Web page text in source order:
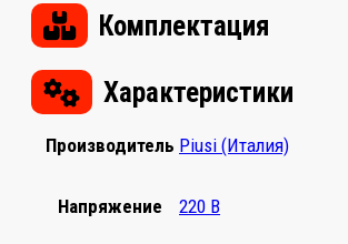
Комплектация
Характеристики
Производитель Piusi (Италия)
Напряжение 220 В